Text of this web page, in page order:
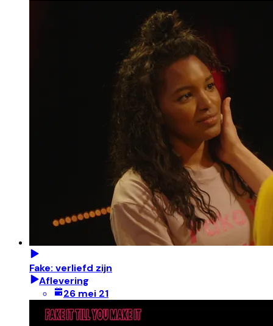
Fake: verliefd zijn
Aflevering
26 mei 21